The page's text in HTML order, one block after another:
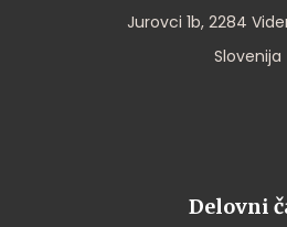
Jurovci 1b, 2284
Slovenija
Delovni